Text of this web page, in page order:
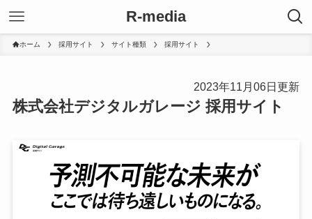
R-media
ホーム 採用サイト サイト種類 採用サイト
2023年11月06日更新
株式会社デジタルガレージ 採用サイト